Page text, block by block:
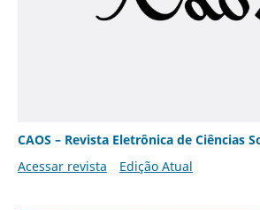
CAOS – Revista Eletrônica de Ciências
Acessar revista
Edição Atual